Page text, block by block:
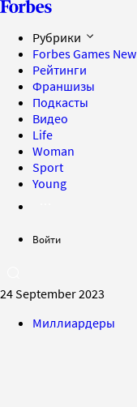
Рубрики
Forbes Games New
Рейтинги
Франшизы
Подкасты
Видео
Life
Woman
Sport
Young
Войти
24 September 2023
Миллиардеры